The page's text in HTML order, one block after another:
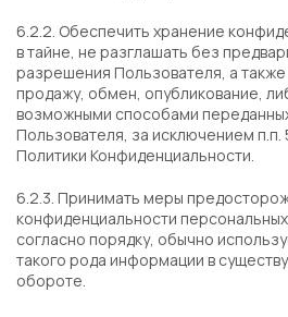
6.2.2. Обеспечить хранение
в тайне, не разглашать без
разрешения Пользователя, а
продажу, обмен, опубликование,
возможными способами
Пользователя, за исключением п.п.
Политики Конфиденциальности.
6.2.3. Принимать меры
конфиденциальности
согласно порядку, обычно
такого рода информации в
обороте.